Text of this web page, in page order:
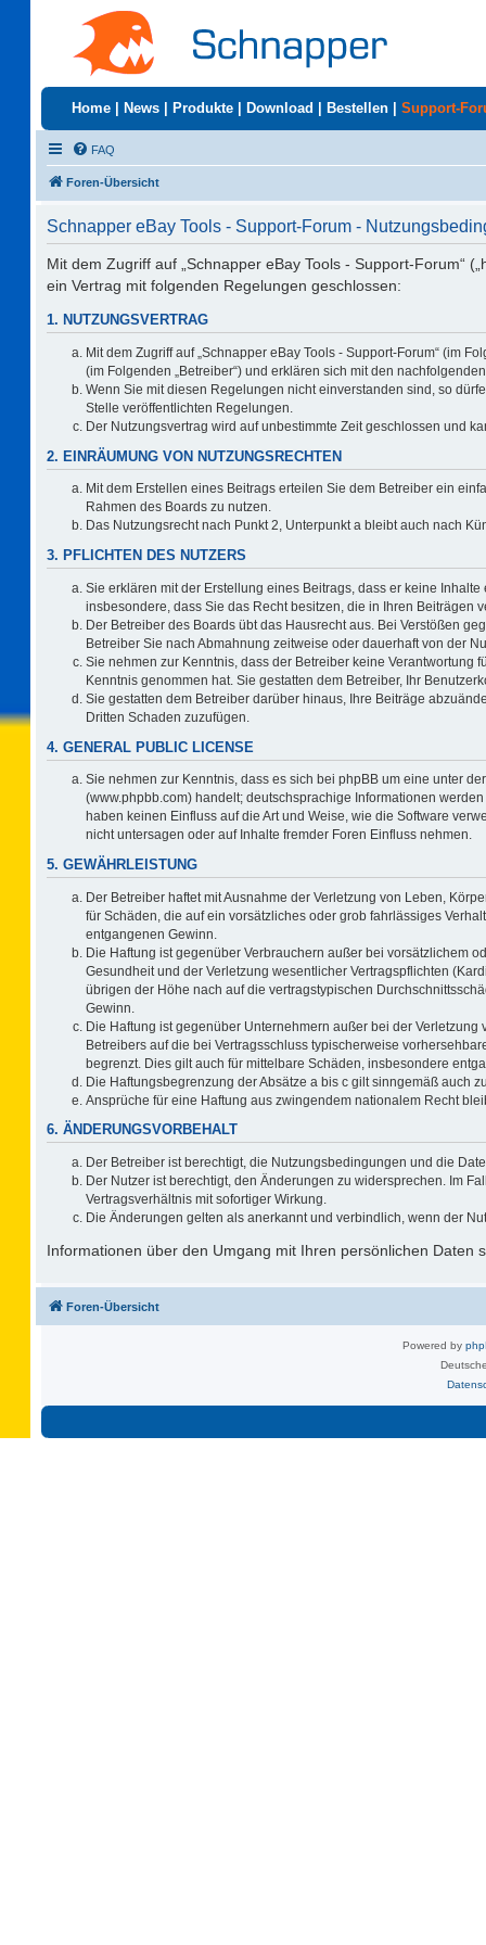
Home News Produkte Download Bestellen Support-
FAQ
Foren-Übersicht
Schnapper eBay Tools - Support-Forum -
Mit dem Zugriff auf „Schnapper eBay Tools - Support-Forum“
ein Vertrag mit folgenden Regelungen geschlossen:
1. NUTZUNGSVERTRAG
Mit dem Zugriff auf „Schnapper eBay Tools - Support-Forum“ (im
(im Folgenden „Betreiber“) und erklären sich mit den
Wenn Sie mit diesen Regelungen nicht einverstanden sind, so
Stelle veröffentlichten Regelungen.
Der Nutzungsvertrag wird auf unbestimmte Zeit geschlossen und
2. EINRÄUMUNG VON NUTZUNGSRECHTEN
Mit dem Erstellen eines Beitrags erteilen Sie dem Betreiber ein
Rahmen des Boards zu nutzen.
Das Nutzungsrecht nach Punkt 2, Unterpunkt a bleibt auch nach
3. PFLICHTEN DES NUTZERS
Sie erklären mit der Erstellung eines Beitrags, dass er keine
insbesondere, dass Sie das Recht besitzen, die in Ihren Beiträgen
Der Betreiber des Boards übt das Hausrecht aus. Bei Verstößen
Betreiber Sie nach Abmahnung zeitweise oder dauerhaft von der
Sie nehmen zur Kenntnis, dass der Betreiber keine Verantwortung
Kenntnis genommen hat. Sie gestatten dem Betreiber, Ihr
Sie gestatten dem Betreiber darüber hinaus, Ihre Beiträge
Dritten Schaden zuzufügen.
4. GENERAL PUBLIC LICENSE
Sie nehmen zur Kenntnis, dass es sich bei phpBB um eine unter der
(www.phpbb.com) handelt; deutschsprachige Informationen
haben keinen Einfluss auf die Art und Weise, wie die Software
nicht untersagen oder auf Inhalte fremder Foren Einfluss nehmen.
5. GEWÄHRLEISTUNG
Der Betreiber haftet mit Ausnahme der Verletzung von Leben,
für Schäden, die auf ein vorsätzliches oder grob fahrlässiges
entgangenen Gewinn.
Die Haftung ist gegenüber Verbrauchern außer bei vorsätzlichem
Gesundheit und der Verletzung wesentlicher Vertragspflichten
übrigen der Höhe nach auf die vertragstypischen
Gewinn.
Die Haftung ist gegenüber Unternehmern außer bei der
Betreibers auf die bei Vertragsschluss typischerweise
begrenzt. Dies gilt auch für mittelbare Schäden, insbesondere
Die Haftungsbegrenzung der Absätze a bis c gilt sinngemäß auch
Ansprüche für eine Haftung aus zwingendem nationalem Recht
6. ÄNDERUNGSVORBEHALT
Der Betreiber ist berechtigt, die Nutzungsbedingungen und die
Der Nutzer ist berechtigt, den Änderungen zu widersprechen. Im
Vertragsverhältnis mit sofortiger Wirkung.
Die Änderungen gelten als anerkannt und verbindlich, wenn der
Informationen über den Umgang mit Ihren persönlichen Daten
Foren-Übersicht
Powered by